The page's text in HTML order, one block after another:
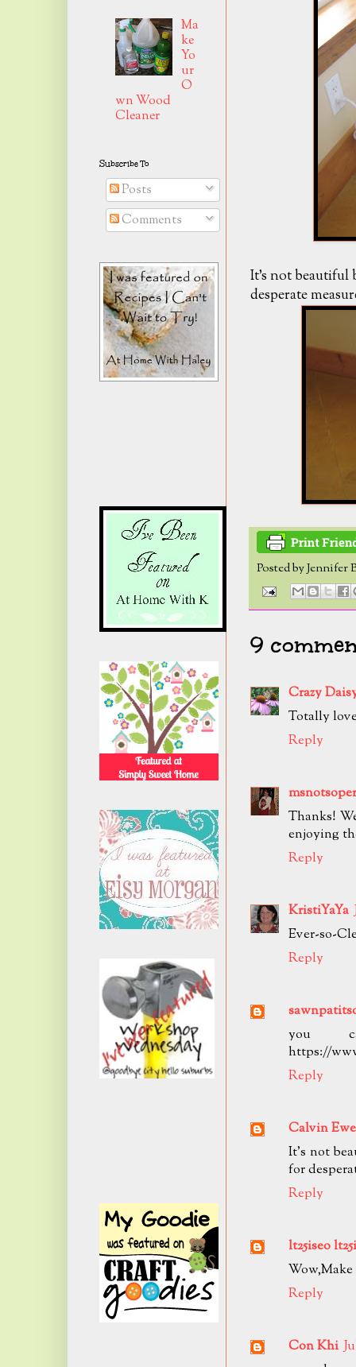
It's not beautiful
desperate
Posted byJennifer
9
Crazy
Totally
Reply
Thanks!
enjoying
Reply
KristiYaYa
Ever-so-
Reply
you
https://
Reply
Calvin
It's not
for
Reply
lt25iseo
Reply
Con Khi
Ma
ke
Yo
ur
O
wn Wood
Cleaner
Subscribe To
Posts
Comments